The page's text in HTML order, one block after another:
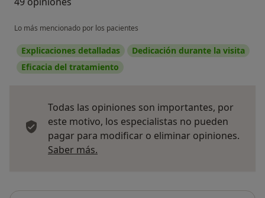
Lo más mencionado por los pacientes
Explicaciones detalladas
Dedicación durante la visita
Eficacia del tratamiento
Todas las opiniones son importantes, por
este motivo, los especialistas no pueden
pagar para modificar o eliminar opiniones.
Saber más.